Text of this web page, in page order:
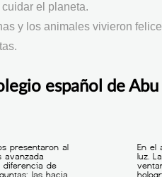
el planeta.
y los animales vivieron
español de